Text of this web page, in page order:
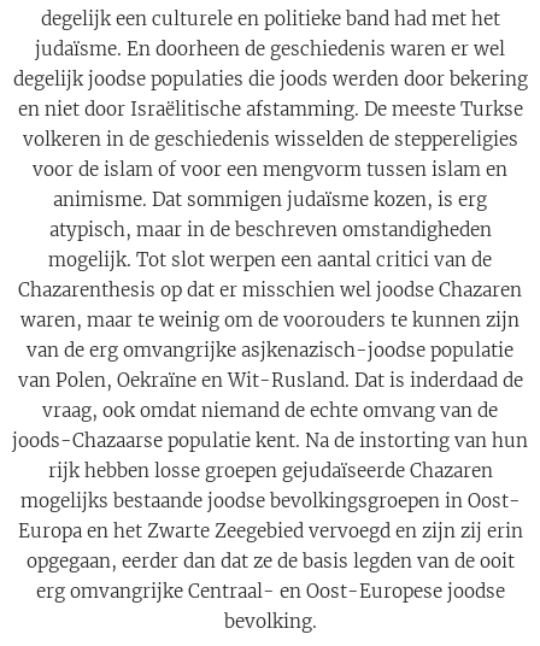
degelijk een culturele en politieke band had met het
judaïsme. En doorheen de geschiedenis waren er wel
degelijk joodse populaties die joods werden door bekering
en niet door Israëlitische afstamming. De meeste Turkse
volkeren in de geschiedenis wisselden de steppereligies
voor de islam of voor een mengvorm tussen islam en
animisme. Dat sommigen judaïsme kozen, is erg
atypisch, maar in de beschreven omstandigheden
mogelijk. Tot slot werpen een aantal critici van de
Chazarenthesis op dat er misschien wel joodse Chazaren
waren, maar te weinig om de voorouders te kunnen zijn
van de erg omvangrijke asjkenazisch-joodse populatie
van Polen, Oekraïne en Wit-Rusland. Dat is inderdaad de
vraag, ook omdat niemand de echte omvang van de
joods-Chazaarse populatie kent. Na de instorting van hun
rijk hebben losse groepen gejudaïseerde Chazaren
mogelijks bestaande joodse bevolkingsgroepen in Oost-
Europa en het Zwarte Zeegebied vervoegd en zijn zij erin
opgegaan, eerder dan dat ze de basis legden van de ooit
erg omvangrijke Centraal- en Oost-Europese joodse
bevolking.